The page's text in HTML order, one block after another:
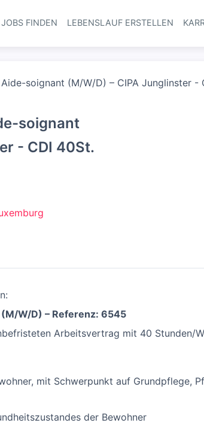
JOBS FINDEN LEBENSLAUF ERSTELLEN
soignant (M/W/D) – CIPA Junglinster -
soignant
- CDI 40St.
W/D) – Referenz: 6545
Arbeitsvertrag mit 40 Stunden/
mit Schwerpunkt auf Grundpflege,
der Bewohner